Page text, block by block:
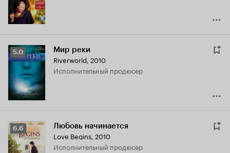
Рейтинг
Кинопоиска
5.0 Мир реки
Riverworld, 2010
исполнительный продюсер
Рейтинг
Кинопоиска
6.6
6.6 Любовь начинается
Love Begins, 2010
исполнительный продюсер